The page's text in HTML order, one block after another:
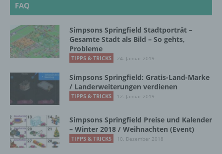
FAQ
Simpsons Springfield Stadtporträt –
Gesamte Stadt als Bild – So gehts,
Probleme
TIPPS & TRICKS 24. Januar 2019
Simpsons Springfield: Gratis-Land-Marke
/ Landerweiterungen verdienen
TIPPS & TRICKS 12. Januar 2019
Simpsons Springfield Preise und Kalender
– Winter 2018 / Weihnachten (Event)
TIPPS & TRICKS 10. Dezember 2018
Verantwortlicher im Sinne der Datenschutz-
Grundverordnung, sonstiger in den Mitgliedstaaten
der Europäischen Union geltenden
Datenschutzgesetze und anderer Bestimmungen
mit datenschutzrechtlichem Charakter ist die:
InnoMobile GmbH
Schlehenweg 20
DE